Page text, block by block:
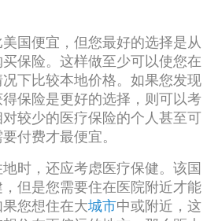
便宜，但您最好的选择是从
保险。这样做至少可以使您在
下比较本地价格。如果您发现
保险是更好的选择，则可以考
较少的医疗保险的个人甚至可
付费才最便宜。
，还应考虑医疗保健。该国
但是您需要住在医院附近才能
您想住在大城市中或附近，这